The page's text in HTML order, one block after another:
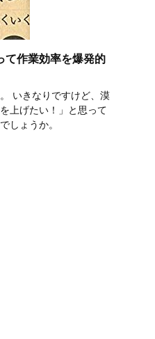
て作業効率を爆発的
いきなりですけど、漠
上げたい！」と思って
しょうか。